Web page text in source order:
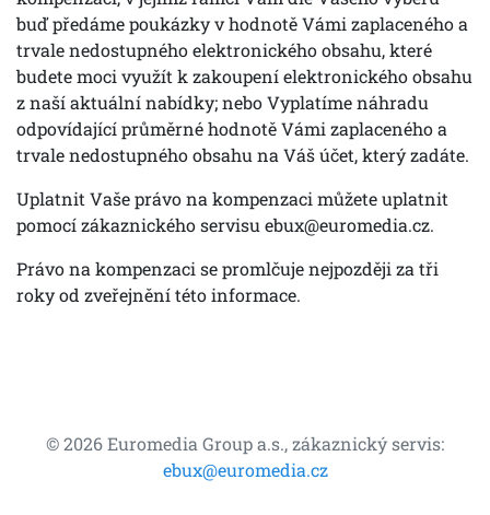
buď předáme poukázky v hodnotě Vámi zaplaceného a
trvale nedostupného elektronického obsahu, které
budete moci využít k zakoupení elektronického obsahu
z naší aktuální nabídky; nebo Vyplatíme náhradu
odpovídající průměrné hodnotě Vámi zaplaceného a
trvale nedostupného obsahu na Váš účet, který zadáte.
Uplatnit Vaše právo na kompenzaci můžete uplatnit
pomocí zákaznického servisu ebux@euromedia.cz.
Právo na kompenzaci se promlčuje nejpozději za tři
roky od zveřejnění této informace.
© 2026 Euromedia Group a.s., zákaznický servis:
ebux@euromedia.cz